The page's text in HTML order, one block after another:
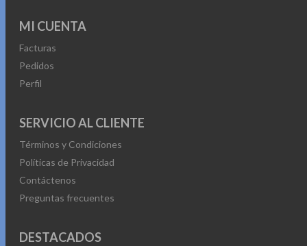
MI CUENTA
Facturas
Pedidos
Perfil
SERVICIO AL CLIENTE
Términos y Condiciones
Políticas de Privacidad
Contáctenos
Preguntas frecuentes
DESTACADOS